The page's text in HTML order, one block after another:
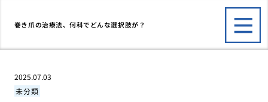
巻き爪の治療法、何科でどんな選択肢が？
2025.07.03
未分類